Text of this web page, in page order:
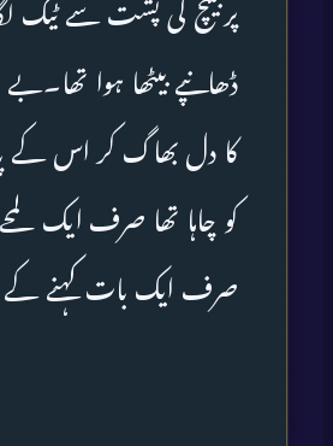
پربینچ کی پشت سے ٹیک
ڈھانپے بیٹھا ہوا
کا دل بھاگ کر اس کے
کو چاہا تھا صرف ایک
صرف ایک بات کہنے